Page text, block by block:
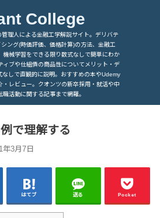
College
理人による金融工学解説サイト。デリバテ
ング(時価評価、価格計算)の方法、金融工
機械学習をできる限り数式なしで簡単にわか
ィブや仕組債の商品性についてメリット・デ
なしで直観的に説明。おすすめの本やUdemy
・レビュー。クオンツの新卒採用・就活や中
職活動に関する記事まで網羅。
で理解する
年3月7日
はてブ 送る Pocket